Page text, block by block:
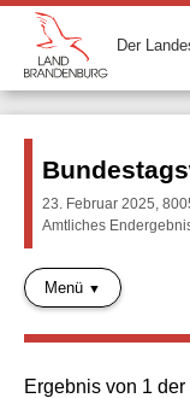
Der
23. Februar 2025,
Amtliches
Menü
Ergebnis von 1